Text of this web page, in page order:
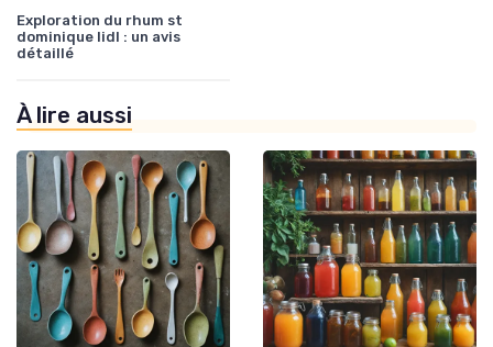
Exploration du rhum st
dominique lidl : un avis
détaillé
À lire aussi